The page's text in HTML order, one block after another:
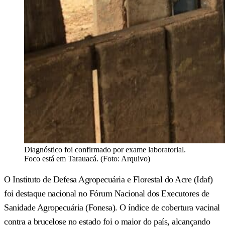
Diagnóstico foi confirmado por exame laboratorial.
Foco está em Tarauacá. (Foto: Arquivo)
O Instituto de Defesa Agropecuária e Florestal do Acre (Idaf)
foi destaque nacional no Fórum Nacional dos Executores de
Sanidade Agropecuária (Fonesa). O índice de cobertura vacinal
contra a brucelose no estado foi o maior do país, alcançando